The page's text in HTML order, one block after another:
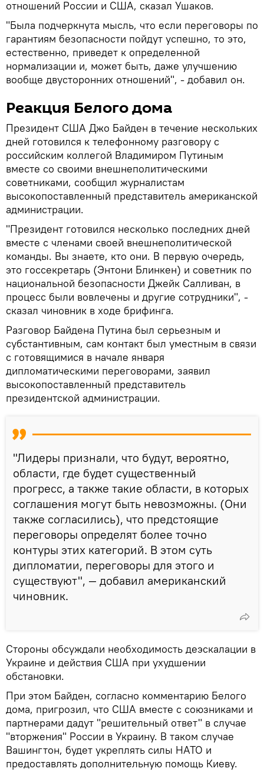
отношений России и США, сказал Ушаков.
"Была подчеркнута мысль, что если переговоры по
гарантиям безопасности пойдут успешно, то это,
естественно, приведет к определенной
нормализации и, может быть, даже улучшению
вообще двусторонних отношений", - добавил он.
Реакция Белого дома
Президент США Джо Байден в течение нескольких
дней готовился к телефонному разговору с
российским коллегой Владимиром Путиным
вместе со своими внешнеполитическими
советниками, сообщил журналистам
высокопоставленный представитель американской
администрации.
"Президент готовился несколько последних дней
вместе с членами своей внешнеполитической
команды. Вы знаете, кто они. В первую очередь,
это госсекретарь (Энтони Блинкен) и советник по
национальной безопасности Джейк Салливан, в
процесс были вовлечены и другие сотрудники", -
сказал чиновник в ходе брифинга.
Разговор Байдена Путина был серьезным и
субстантивным, сам контакт был уместным в связи
с готовящимися в начале января
дипломатическими переговорами, заявил
высокопоставленный представитель
президентской администрации.
"Лидеры признали, что будут, вероятно,
области, где будет существенный
прогресс, а также такие области, в которых
соглашения могут быть невозможны. (Они
также согласились), что предстоящие
переговоры определят более точно
контуры этих категорий. В этом суть
дипломатии, переговоры для этого и
существуют", — добавил американский
чиновник.
Стороны обсуждали необходимость деэскалации в
Украине и действия США при ухудшении
обстановки.
При этом Байден, согласно комментарию Белого
дома, пригрозил, что США вместе с союзниками и
партнерами дадут "решительный ответ" в случае
"вторжения" России в Украину. В таком случае
Вашингтон, будет укреплять силы НАТО и
предоставлять дополнительную помощь Киеву.